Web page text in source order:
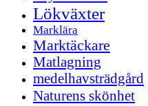
Lökväxter
Marklära
Marktäckare
Matlagning
medelhavsträdgård
Naturens skönhet